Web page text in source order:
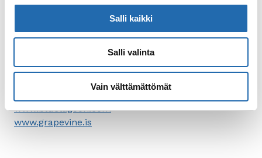
Salli kaikki
Salli valinta
Vain välttämättömät
Lisää tietoa Islannista löydät muun muassa
seuraavista osoitteista:
www.visiticeland.com
www.bluelagoon.com
www.grapevine.is